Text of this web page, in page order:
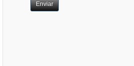
Enviar